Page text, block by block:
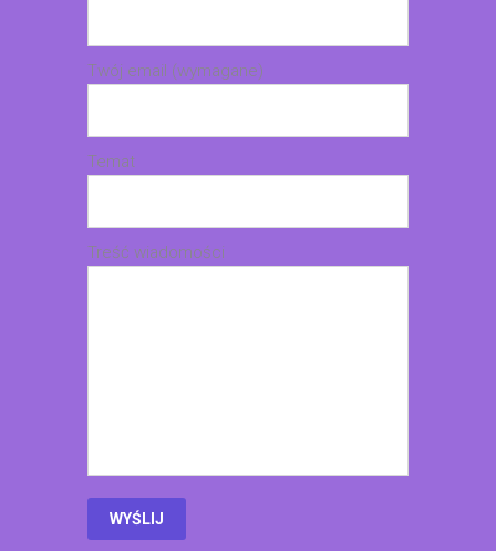
Twój email (wymagane)
Temat
Treść wiadomości